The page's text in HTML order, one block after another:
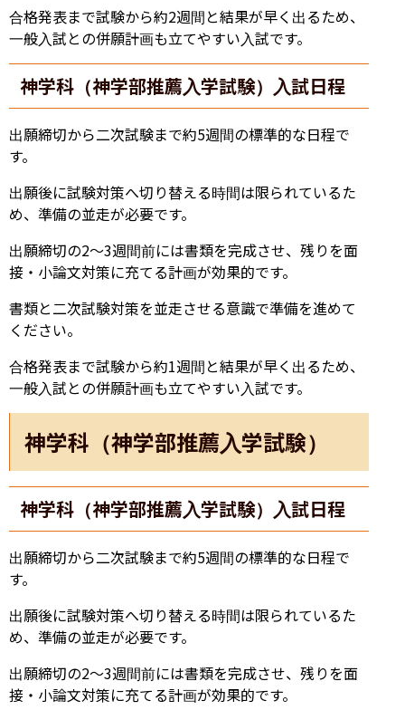
合格発表まで試験から約2週間と結果が早く出るため、
一般入試との併願計画も立てやすい入試です。
神学科（神学部推薦入学試験）入試日程
出願締切から二次試験まで約5週間の標準的な日程で
す。
出願後に試験対策へ切り替える時間は限られているた
め、準備の並走が必要です。
出願締切の2〜3週間前には書類を完成させ、残りを面
接・小論文対策に充てる計画が効果的です。
書類と二次試験対策を並走させる意識で準備を進めて
ください。
合格発表まで試験から約1週間と結果が早く出るため、
一般入試との併願計画も立てやすい入試です。
神学科（神学部推薦入学試験）
神学科（神学部推薦入学試験）入試日程
出願締切から二次試験まで約5週間の標準的な日程で
す。
出願後に試験対策へ切り替える時間は限られているた
め、準備の並走が必要です。
出願締切の2〜3週間前には書類を完成させ、残りを面
接・小論文対策に充てる計画が効果的です。